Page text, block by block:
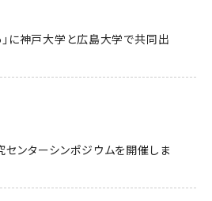
に神戸大学と広島大学で共同出
ンターシンポジウムを開催しま